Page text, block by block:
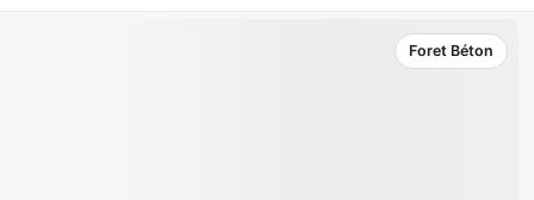
Foret Béton